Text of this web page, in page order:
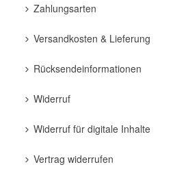
Zahlungsarten
Versandkosten & Lieferung
Rücksendeinformationen
Widerruf
Widerruf für digitale Inhalte
Vertrag widerrufen